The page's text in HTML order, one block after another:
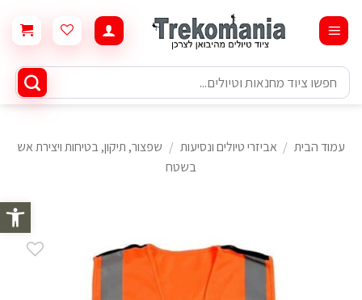
פתח
content
חיפוש
עבור:
עמוד הבית / אביזרי טיולים ונסיעות / שפצור, תיקון, בטיחות ויצירת אש
בשטח